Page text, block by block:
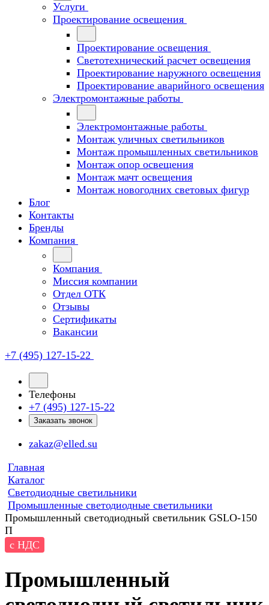
Услуги
Проектирование освещения
Проектирование освещения
Светотехнический расчет освещения
Проектирование наружного освещения
Проектирование аварийного освещения
Электромонтажные работы
Электромонтажные работы
Монтаж уличных светильников
Монтаж промышленных светильников
Монтаж опор освещения
Монтаж мачт освещения
Монтаж новогодних световых фигур
Блог
Контакты
Бренды
Компания
Компания
Миссия компании
Отдел ОТК
Отзывы
Сертификаты
Вакансии
+7 (495) 127-15-22
Телефоны
+7 (495) 127-15-22
Заказать звонок
zakaz@elled.su
Главная
Каталог
Светодиодные светильники
Промышленные светодиодные светильники
Промышленный светодиодный светильник GSLO-150
П
с НДС
Промышленный